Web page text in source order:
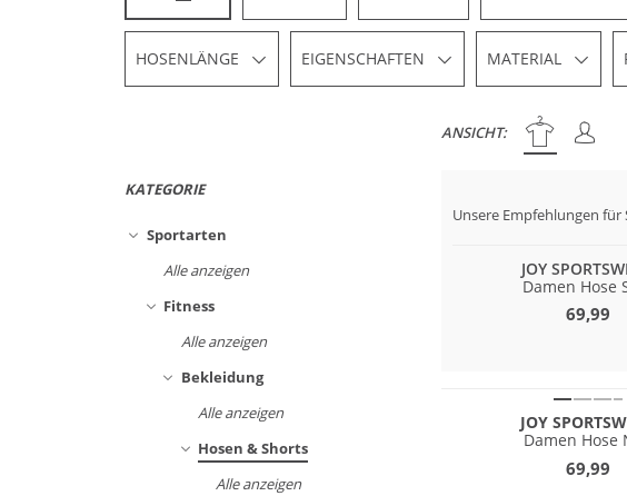
HOSENLÄNGE EIGENSCHAFTEN MATERIAL
ANSICHT:
KATEGORIE
Sportarten
Alle anzeigen
Fitness
Alle anzeigen
Bekleidung
Alle anzeigen
Hosen & Shorts
Alle anzeigen
Unsere Empfehlungen für
Große Größen
JOY
Damen Hose
69,99
JOY
Damen Hose
69,99